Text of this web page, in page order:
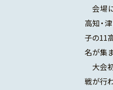
会場に
高知・
子の11
名が集
大会
戦が行